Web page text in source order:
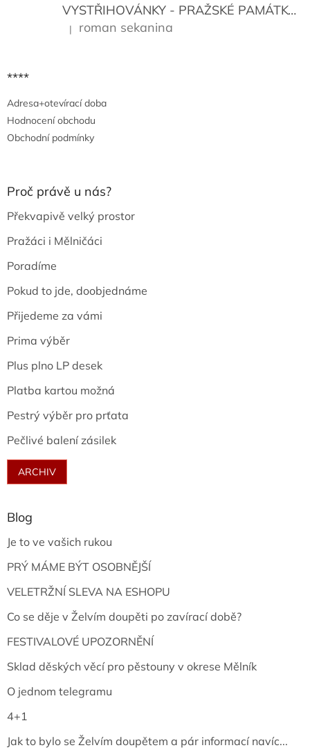
VYSTŘIHOVÁNKY - PRAŽSKÉ PAMÁTKY
Hodnocení produktu je 5 z 5 hvězdiček.
| roman sekanina
****
Adresa+otevírací doba
Hodnocení obchodu
Obchodní podmínky
Proč právě u nás?
Překvapivě velký prostor
Pražáci i Mělničáci
Poradíme
Pokud to jde, doobjednáme
Přijedeme za vámi
Prima výběr
Plus plno LP desek
Platba kartou možná
Pestrý výběr pro prťata
Pečlivé balení zásilek
ARCHIV
Blog
Je to ve vašich rukou
PRÝ MÁME BÝT OSOBNĚJŠÍ
VELETRŽNÍ SLEVA NA ESHOPU
Co se děje v Želvím doupěti po zavírací době?
FESTIVALOVÉ UPOZORNĚNÍ
Sklad děských věcí pro pěstouny v okrese Mělník
O jednom telegramu
4+1
Jak to bylo se Želvím doupětem a pár informací navíc...